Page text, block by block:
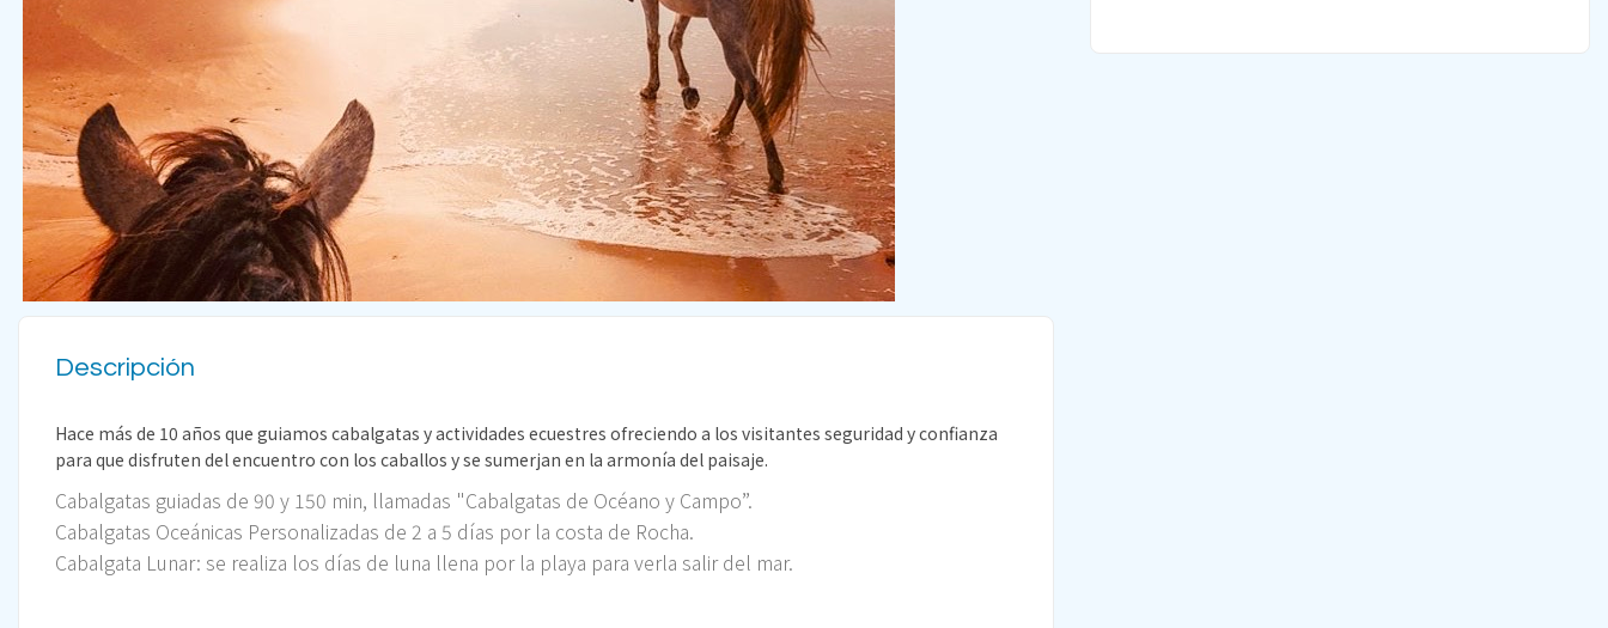
Descripción
Hace más de 10 años que guiamos cabalgatas y actividades ecuestres ofreciendo a los visitantes seguridad y confianza
para que disfruten del encuentro con los caballos y se sumerjan en la armonía del paisaje.
Cabalgatas guiadas de 90 y 150 min, llamadas "Cabalgatas de Océano y Campo”.
Cabalgatas Oceánicas Personalizadas de 2 a 5 días por la costa de Rocha.
Cabalgata Lunar: se realiza los días de luna llena por la playa para verla salir del mar.